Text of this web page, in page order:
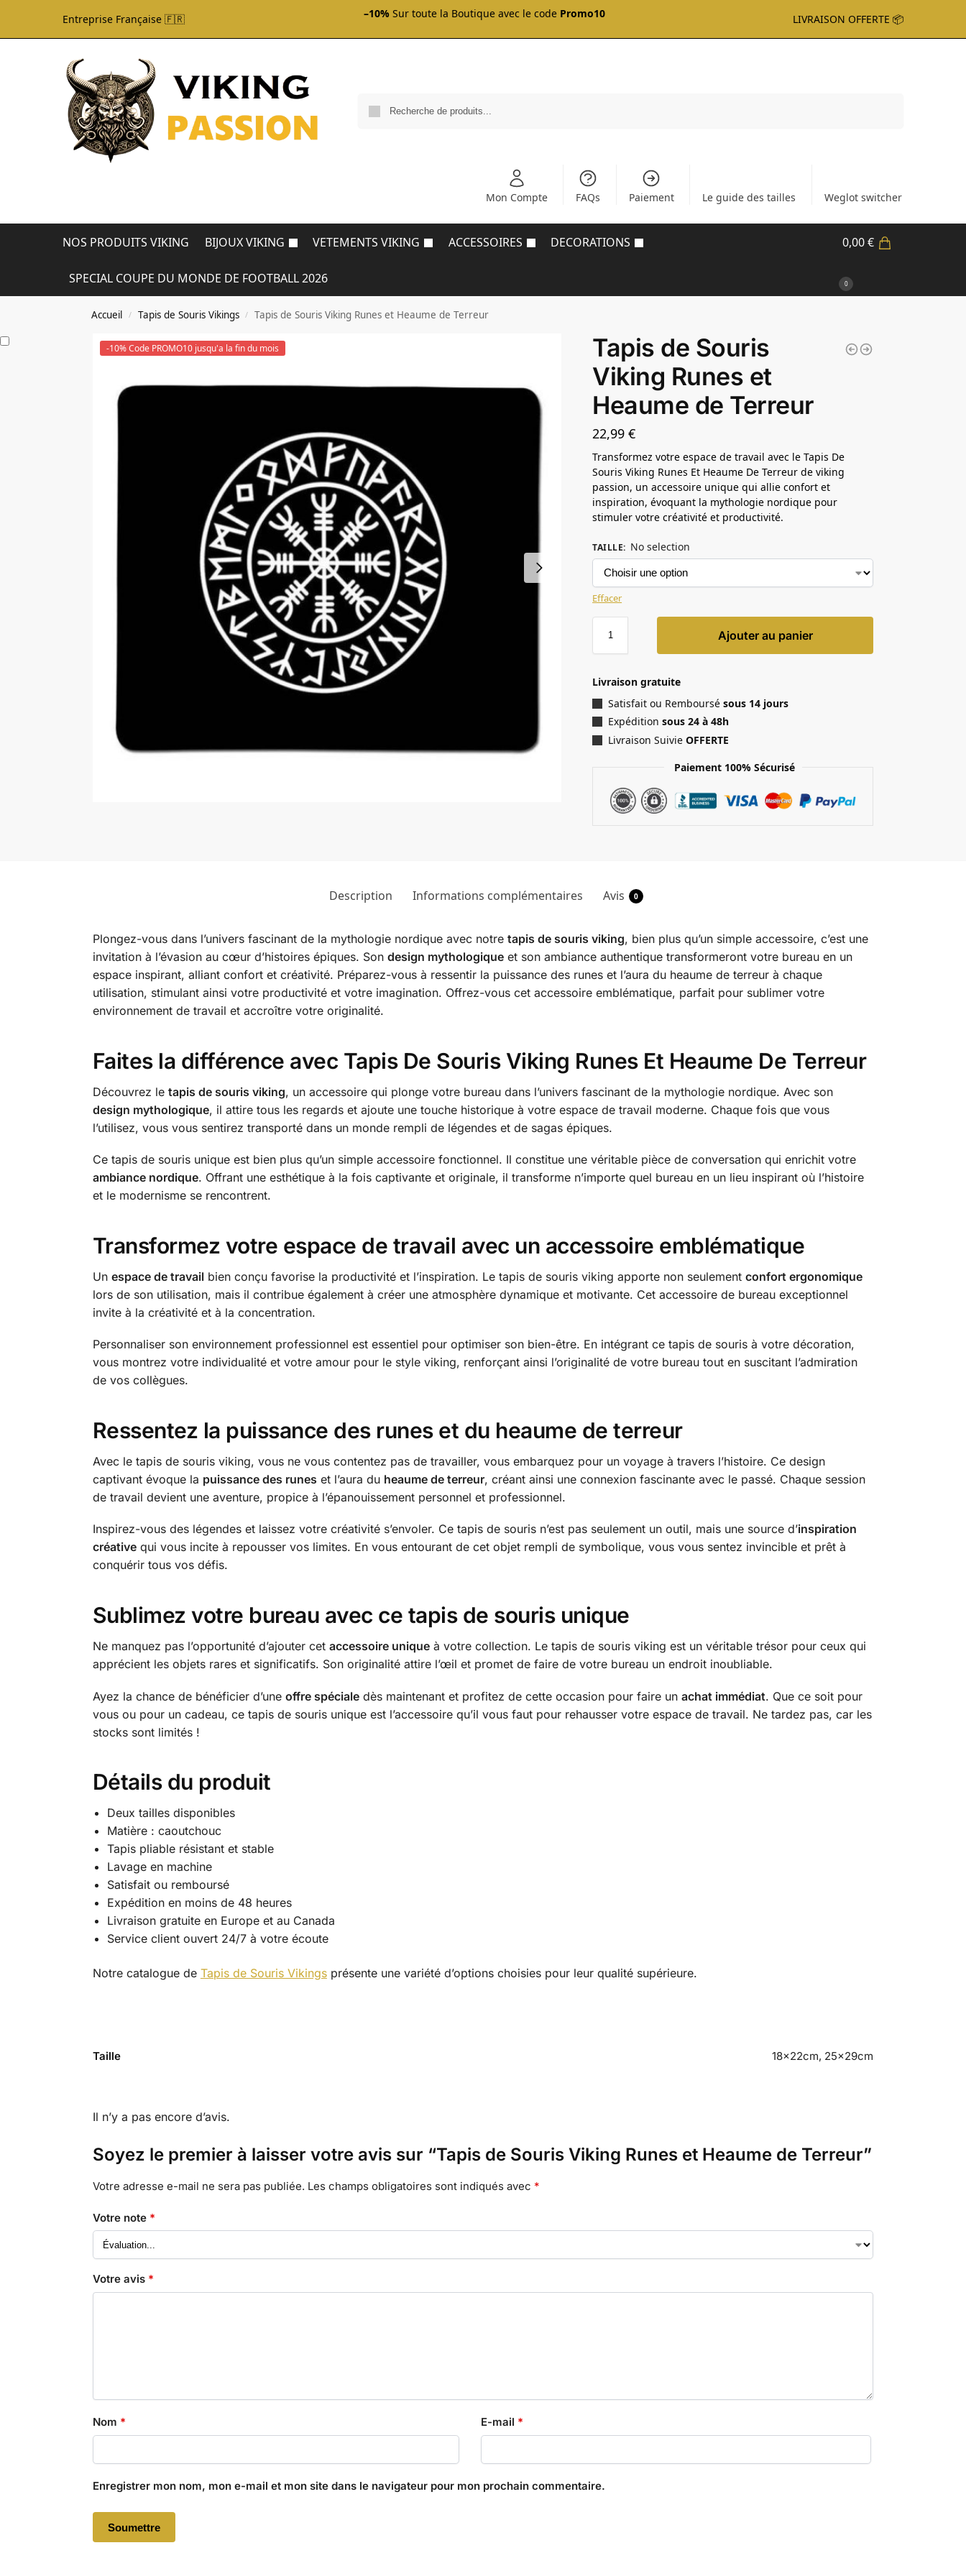
Entreprise Française 🇫🇷 –10% Sur toute la Boutique avec le code Promo10 LIVRAISON OFFERTE 📦
Mon Compte FAQs Paiement Le guide des tailles Weglot switcher
NOS PRODUITS VIKING BIJOUX VIKING VETEMENTS VIKING ACCESSOIRES DECORATIONS
SPECIAL COUPE DU MONDE DE FOOTBALL 2026
0,00€
0
Accueil / Tapis de Souris Vikings / Tapis de Souris Viking Runes et Heaume de Terreur
-10% Code PROMO10 jusqu'a la fin du mois
Tapis de Souris
Viking Runes et
Heaume de Terreur
22,99€
Transformez votre espace de travail avec le Tapis De
Souris Viking Runes Et Heaume De Terreur de viking
passion, un accessoire unique qui allie confort et
inspiration, évoquant la mythologie nordique pour
stimuler votre créativité et productivité.
TAILLE: No selection
Effacer
Ajouter au panier
Livraison gratuite
Satisfait ou Remboursésous 14 jours
Expédition sous 24 à 48h
Livraison SuivieOFFERTE
Paiement 100% Sécurisé
Description Informations complémentaires Avis 0
Plongez-vous dans l’univers fascinant de la mythologie nordique avec notre tapis de souris viking, bien plus qu’un simple accessoire, c’est une
invitation à l’évasion au cœur d’histoires épiques. Son design mythologiqueet son ambiance authentique transformeront votre bureau en un
espace inspirant, alliant confort et créativité. Préparez-vous à ressentir la puissance des runes et l’aura du heaume de terreur à chaque
utilisation, stimulant ainsi votre productivité et votre imagination. Offrez-vous cet accessoire emblématique, parfait pour sublimer votre
environnement de travail et accroître votre originalité.
Faites la différence avec Tapis De Souris Viking Runes Et Heaume De Terreur
Découvrez le tapis de souris viking, un accessoire qui plonge votre bureau dans l’univers fascinant de la mythologie nordique. Avec son
design mythologique, il attire tous les regards et ajoute une touche historique à votre espace de travail moderne. Chaque fois que vous
l’utilisez, vous vous sentirez transporté dans un monde rempli de légendes et de sagas épiques.
Ce tapis de souris unique est bien plus qu’un simple accessoire fonctionnel. Il constitue une véritable pièce de conversation qui enrichit votre
ambiance nordique. Offrant une esthétique à la fois captivante et originale, il transforme n’importe quel bureau en un lieu inspirant où l’histoire
et le modernisme se rencontrent.
Transformez votre espace de travail avec un accessoire emblématique
Un espace de travailbien conçu favorise la productivité et l’inspiration. Le tapis de souris viking apporte non seulement confort ergonomique
lors de son utilisation, mais il contribue également à créer une atmosphère dynamique et motivante. Cet accessoire de bureau exceptionnel
invite à la créativité et à la concentration.
Personnaliser son environnement professionnel est essentiel pour optimiser son bien-être. En intégrant ce tapis de souris à votre décoration,
vous montrez votre individualité et votre amour pour le style viking, renforçant ainsi l’originalité de votre bureau tout en suscitant l’admiration
de vos collègues.
Ressentez la puissance des runes et du heaume de terreur
Avec le tapis de souris viking, vous ne vous contentez pas de travailler, vous embarquez pour un voyage à travers l’histoire. Ce design
captivant évoque la puissance des runes et l’aura du heaume de terreur, créant ainsi une connexion fascinante avec le passé. Chaque session
de travail devient une aventure, propice à l’épanouissement personnel et professionnel.
Inspirez-vous des légendes et laissez votre créativité s’envoler. Ce tapis de souris n’est pas seulement un outil, mais une source d’inspiration
créativequi vous incite à repousser vos limites. En vous entourant de cet objet rempli de symbolique, vous vous sentez invincible et prêt à
conquérir tous vos défis.
Sublimez votre bureau avec ce tapis de souris unique
Ne manquez pas l’opportunité d’ajouter cet accessoire uniqueà votre collection. Le tapis de souris viking est un véritable trésor pour ceux qui
apprécient les objets rares et significatifs. Son originalité attire l’œil et promet de faire de votre bureau un endroit inoubliable.
Ayez la chance de bénéficier d’une offre spécialedès maintenant et profitez de cette occasion pour faire un achat immédiat. Que ce soit pour
vous ou pour un cadeau, ce tapis de souris unique est l’accessoire qu’il vous faut pour rehausser votre espace de travail. Ne tardez pas, car les
stocks sont limités !
Détails du produit
Deux tailles disponibles
Matière : caoutchouc
Tapis pliable résistant et stable
Lavage en machine
Satisfait ou remboursé
Expédition en moins de 48 heures
Livraison gratuite en Europe et au Canada
Service client ouvert 24/7 à votre écoute
Notre catalogue de Tapis de Souris Vikingsprésente une variété d’options choisies pour leur qualité supérieure.
Taille 18x22cm, 25x29cm
Il n’y a pas encore d’avis.
Soyez le premier à laisser votre avis sur “Tapis de Souris Viking Runes et Heaume de Terreur”
Votre adresse e-mail ne sera pas publiée. Les champs obligatoires sont indiqués avec *
Votre note *
Votre avis *
Nom * E-mail *
Enregistrer mon nom, mon e-mail et mon site dans le navigateur pour mon prochain commentaire.